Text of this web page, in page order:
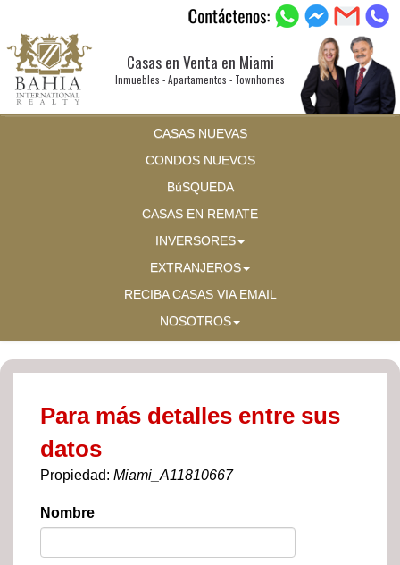
Casas en Venta en Miami
Inmuebles - Apartamentos - Townhomes
CASAS NUEVAS
CONDOS NUEVOS
BúSQUEDA
CASAS EN REMATE
INVERSORES
EXTRANJEROS
RECIBA CASAS VIA EMAIL
NOSOTROS
Para más detalles entre sus
datos
Propiedad: Miami_A11810667
Nombre